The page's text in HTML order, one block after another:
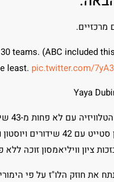
teams. (ABC included
least. pic.twitter.com/
כפי
זוכה ללא פחות מ-30 הצגות מול
את חוזק הלו"ז על פי